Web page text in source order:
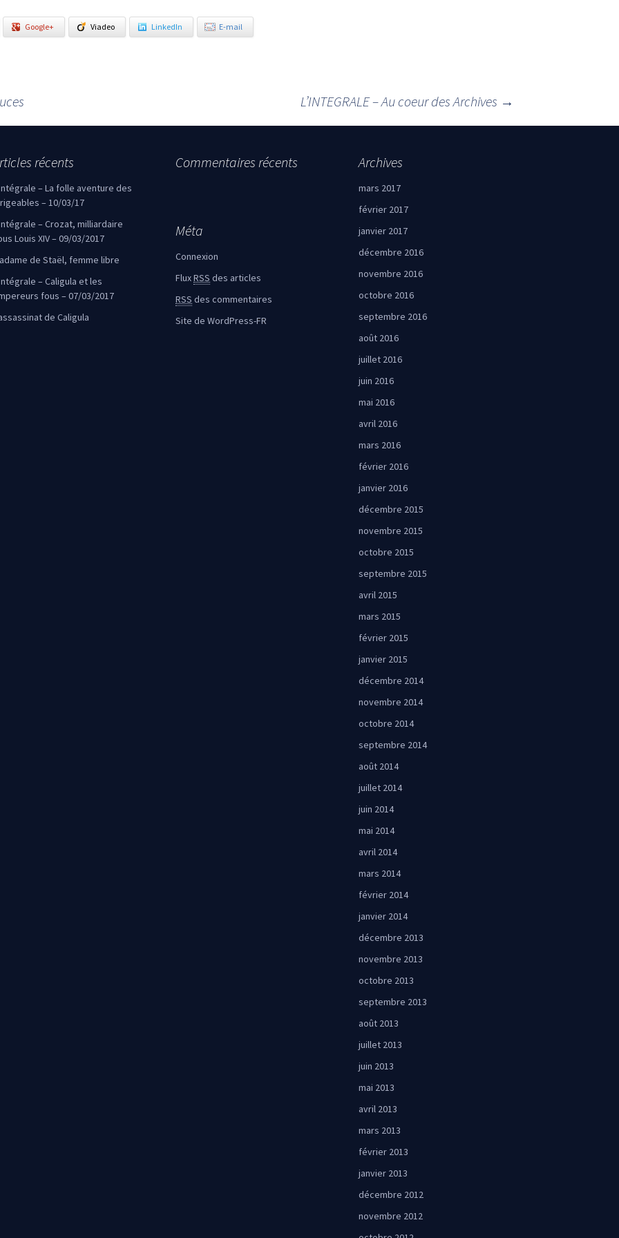
Google+ Viadeo LinkedIn E-mail
L’INTEGRALE – Au coeur des Archives →
récents
– La folle aventure des
– 10/03/17
– Crozat, milliardaire
Louis XIV – 09/03/2017
de Staël, femme libre
– Caligula et les
fous – 07/03/2017
de Caligula
Commentaires récents Archives
mars 2017
février 2017
janvier 2017
décembre 2016
novembre 2016
octobre 2016
septembre 2016
août 2016
juillet 2016
juin 2016
mai 2016
avril 2016
mars 2016
février 2016
janvier 2016
décembre 2015
novembre 2015
octobre 2015
septembre 2015
avril 2015
mars 2015
février 2015
janvier 2015
décembre 2014
novembre 2014
octobre 2014
septembre 2014
août 2014
juillet 2014
juin 2014
mai 2014
avril 2014
mars 2014
février 2014
janvier 2014
décembre 2013
novembre 2013
octobre 2013
septembre 2013
août 2013
juillet 2013
juin 2013
mai 2013
avril 2013
mars 2013
février 2013
janvier 2013
décembre 2012
novembre 2012
Méta
Connexion
FluxRSS des articles
RSS des commentaires
Site de WordPress-FR